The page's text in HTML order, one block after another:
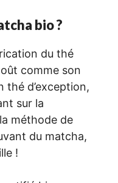
bio ?
du thé
comme son
thé d’exception,
sur la
méthode de
du matcha,
!